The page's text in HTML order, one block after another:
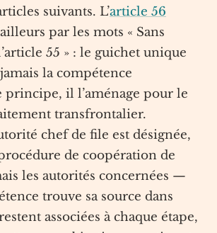
suivants. L’article 56
par les mots « Sans
55 » : le guichet unique
la compétence
il l’aménage pour le
transfrontalier.
chef de file est désignée,
de coopération de
les autorités concernées —
trouve sa source dans
associées à chaque étape,